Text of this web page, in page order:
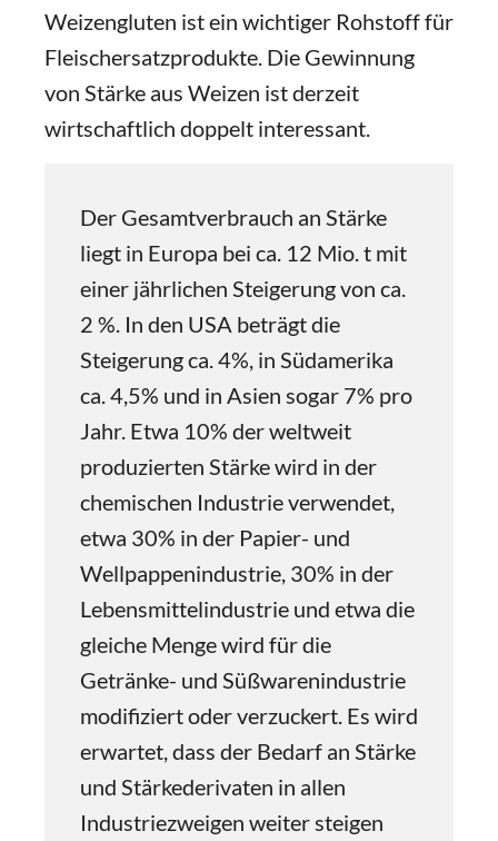
Weizengluten ist ein wichtiger Rohstoff für
Fleischersatzprodukte. Die Gewinnung
von Stärke aus Weizen ist derzeit
wirtschaftlich doppelt interessant.
Der Gesamtverbrauch an Stärke
liegt in Europa bei ca. 12 Mio. t mit
einer jährlichen Steigerung von ca.
2 %. In den USA beträgt die
Steigerung ca. 4%, in Südamerika
ca. 4,5% und in Asien sogar 7% pro
Jahr. Etwa 10% der weltweit
produzierten Stärke wird in der
chemischen Industrie verwendet,
etwa 30% in der Papier- und
Wellpappenindustrie, 30% in der
Lebensmittelindustrie und etwa die
gleiche Menge wird für die
Getränke- und Süßwarenindustrie
modifiziert oder verzuckert. Es wird
erwartet, dass der Bedarf an Stärke
und Stärkederivaten in allen
Industriezweigen weiter steigen